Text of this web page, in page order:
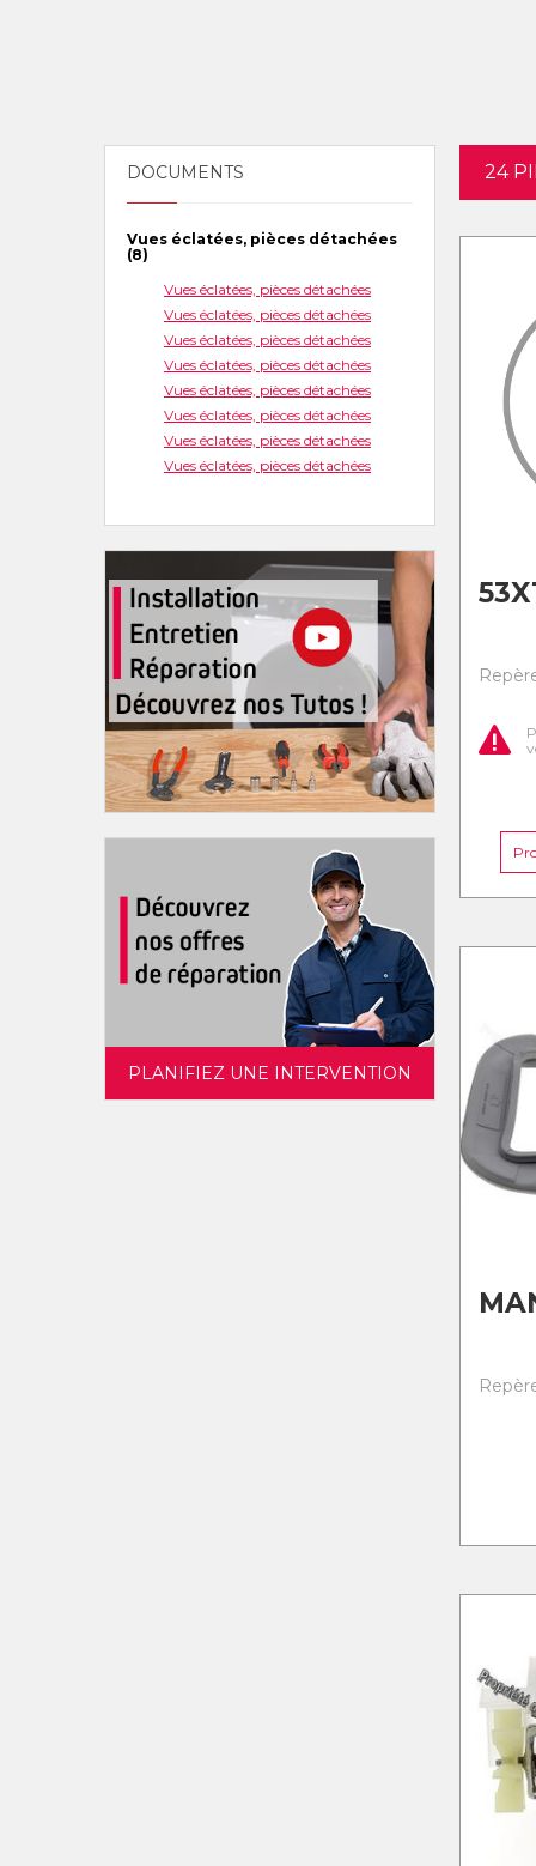
DOCUMENTS
Vues éclatées, pièces détachées
(8)
Vues éclatées, pièces détachées
Vues éclatées, pièces détachées
Vues éclatées, pièces détachées
Vues éclatées, pièces détachées
Vues éclatées, pièces détachées
Vues éclatées, pièces détachées
Vues éclatées, pièces détachées
Vues éclatées, pièces détachées
PLANIFIEZ UNE INTERVENTION
24